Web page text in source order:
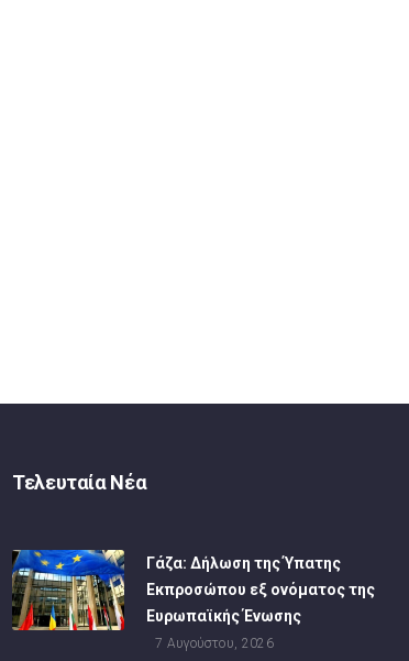
Τελευταία Νέα
Γάζα: Δήλωση της Ύπατης
Εκπροσώπου εξ ονόματος της
Ευρωπαϊκής Ένωσης
7 Αυγούστου, 2026